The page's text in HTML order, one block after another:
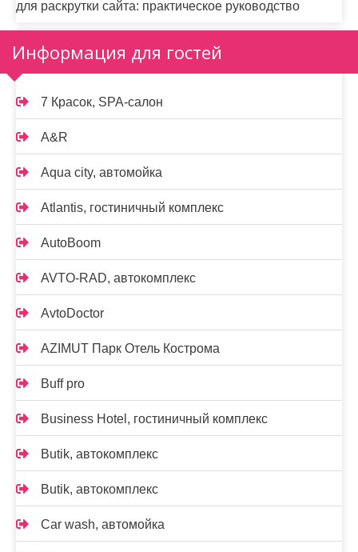
для раскрутки сайта: практическое руководство
Информация для гостей
7 Красок, SPA-салон
A&R
Aqua city, автомойка
Atlantis, гостиничный комплекс
AutoBoom
AVTO-RAD, автокомплекс
AvtoDoctor
AZIMUT Парк Отель Кострома
Buff pro
Business Hotel, гостиничный комплекс
Butik, автокомплекс
Butik, автокомплекс
Car wash, автомойка